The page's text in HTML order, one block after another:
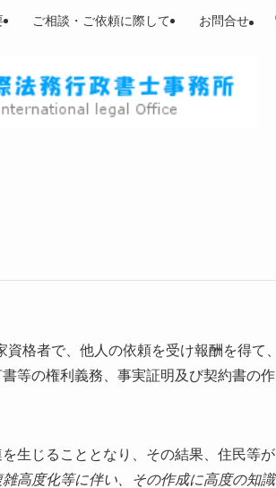
ご相談・ご依頼に際して お問合せ
格者で、他人の依頼を受け報酬を得て、
等の権利義務、事実証明及び契約書の作
生じることとなり、その結果、住民等が
雑高度化等に伴い、その作成に高度の知識